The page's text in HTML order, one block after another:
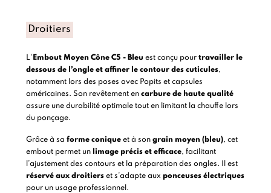
Droitiers
L' Embout Moyen Cône C5 - Bleu est conçu pour travailler le
dessous de l’ongle et affiner le contour des cuticules,
notamment lors des poses avec Popits et capsules
américaines. Son revêtement encarbure de haute qualité
assure une durabilité optimale tout en limitant la chauffe lors
du ponçage.
Grâce à sa forme coniqueet à son grain moyen (bleu), cet
embout permet un
limage précis et efficace, facilitant
l’ajustement des contours et la préparation des ongles. Il est
réservé aux droitierset s’adapte aux ponceuses électriques
pour un usage professionnel.